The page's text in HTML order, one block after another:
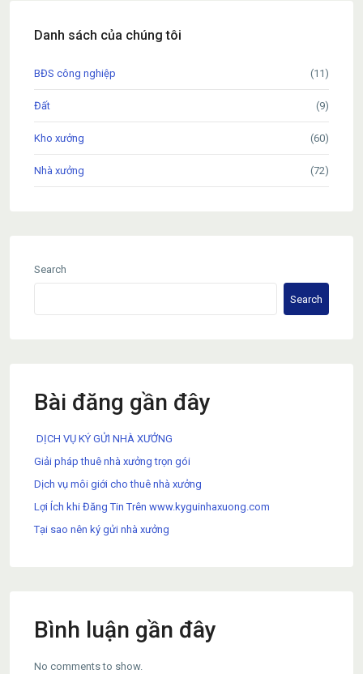
Danh sách của chúng tôi
BĐS công nghiệp (11)
Đất (9)
Kho xưởng (60)
Nhà xưởng (72)
Search
Search
Bài đăng gần đây
DỊCH VỤ KÝ GỬI NHÀ XƯỞNG
Giải pháp thuê nhà xưởng trọn gói
Dịch vụ môi giới cho thuê nhà xưởng
Lợi Ích khi Đăng Tin Trên www.kyguinhaxuong.com
Tại sao nên ký gửi nhà xưởng
Bình luận gần đây
No comments to show.